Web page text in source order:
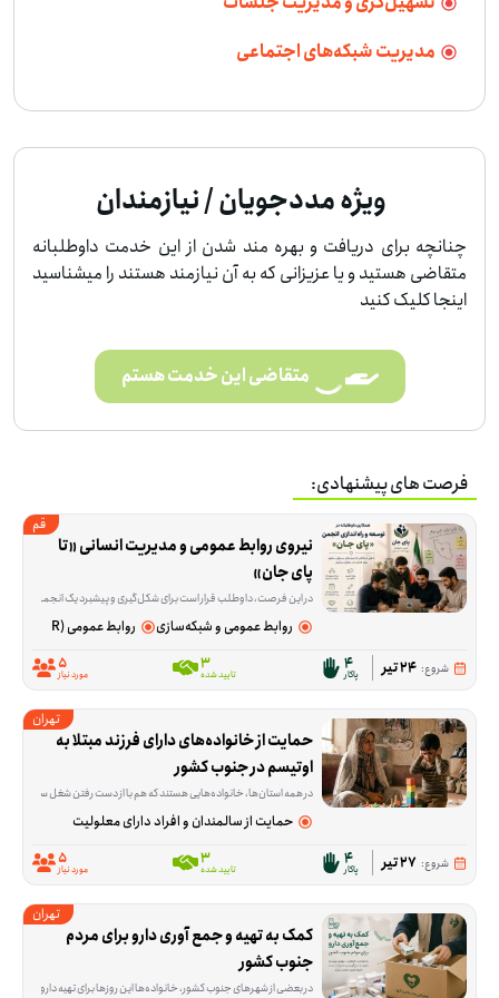
مدیریت شبکه‌های اجتماعی
ویژه مددجویان / نیازمندان
چنانچه برای دریافت و بهره مند شدن از این خدمت داوطلبانه
متقاضی هستید و یا عزیزانی که به آن نیازمند هستند را میشناسید
اینجا کلیک کنید
متقاضی این خدمت هستم
فرصت های پیشنهادی:
قم
نیروی روابط عمومی و مدیریت انسانی «تا
پای جان»
در این فرصت، داوطلب قرار است برای شکل‌گیری و پیشبرد یک انجمن مشارکت‌محور آنلاین در شرایط بحرانی و جنگی نقش تیم نیروی انسانی و روابط عمومی را بر عهده بگیرد. بخش مهم کار، ارتباط گرفتن با افراد، پیگیری کارها و کمک به هماهنگ شدن مسیر فعالیت‌هاست تا وب سایت مجموعه «تا پای جان» بتواند منسجم‌تر جلو
روابط عمومی و شبکه‌سازی روابط عمومی (PR)
شروع: 24 تیر 4
پاکار 3
تایید شده 5
مورد نیاز
تهران
اوتیسم در جنوب کشور
در همه استان‌ها، خانواده‌هایی هستند که هم با از دست رفتن شغل سرپرست و هم با هزینه‌های بالای مراقبت از فرزند اتیسم
حمایت از سالمندان و افراد دارای معلولیت
شروع: 27 تیر 4
پاکار 3
تایید شده 5
مورد نیاز
تهران
جنوب کشور
در بعضی از شهرهای جنوب کشور، خانواده‌ها این روزها برای تهیه داروهای ضروری با مشکل جدی روبه‌رو هستند. این فرصت برای کمک به جمع‌آوری و تهیه دارو شکل گرفته تا بخشی از این